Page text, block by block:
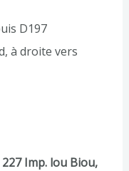
D197
à droite vers
Imp. lou Biou,